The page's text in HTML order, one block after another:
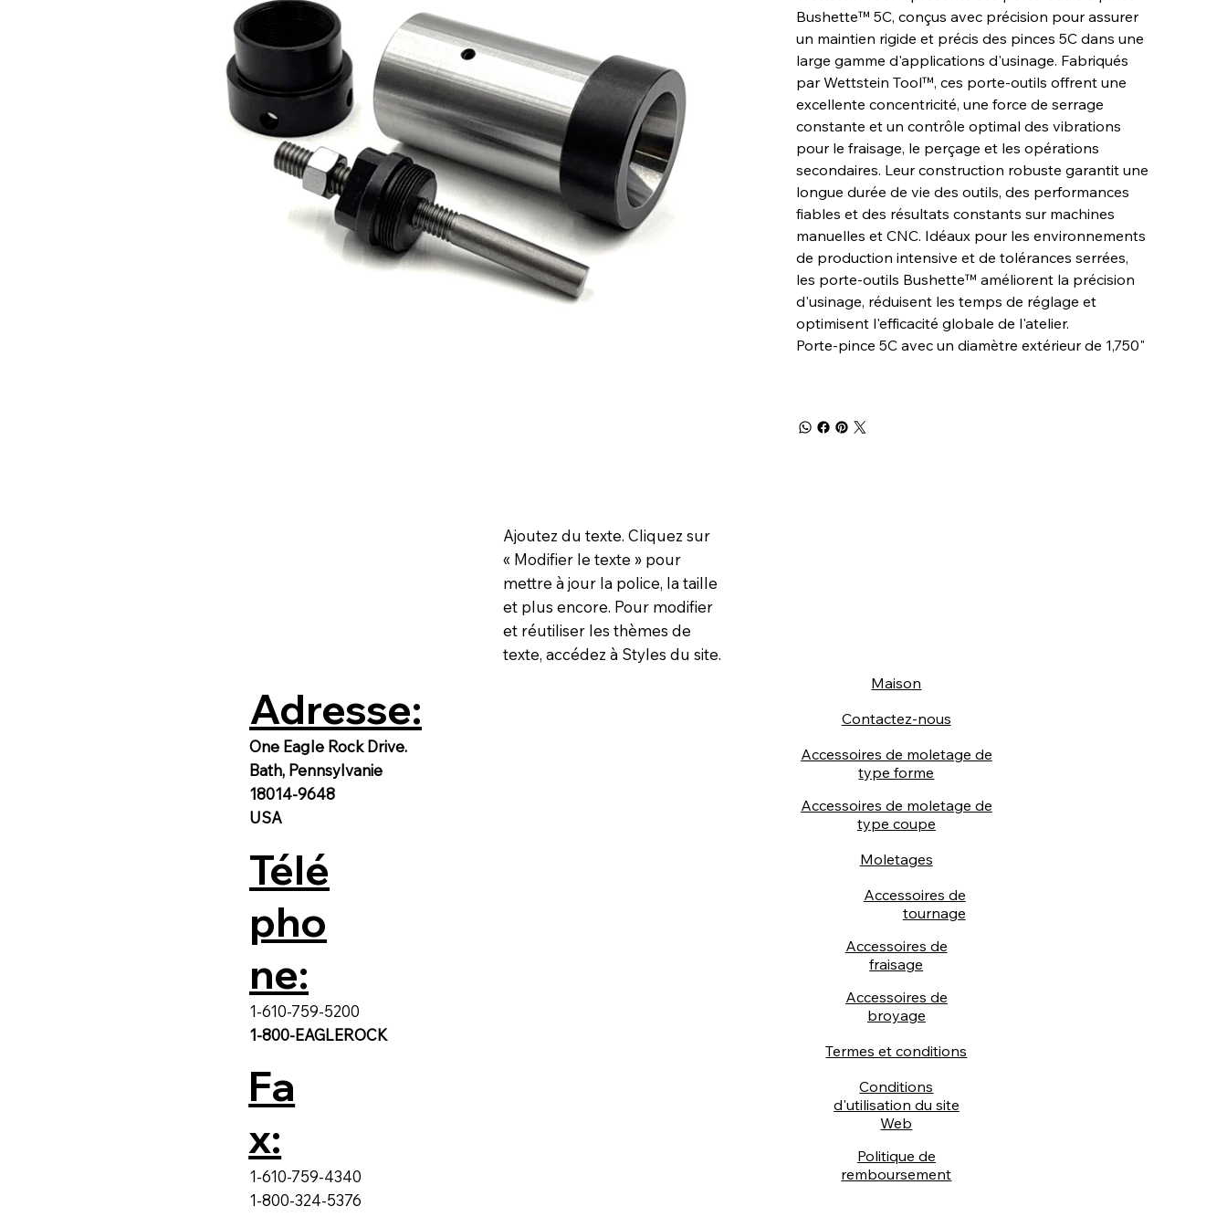
Bushette™ 5C, conçus avec précision pour assurer
un maintien rigide et précis des pinces 5C dans une
large gamme d'applications d'usinage. Fabriqués
par Wettstein Tool™, ces porte-outils offrent une
excellente concentricité, une force de serrage
constante et un contrôle optimal des vibrations
pour le fraisage, le perçage et les opérations
secondaires. Leur construction robuste garantit une
longue durée de vie des outils, des performances
fiables et des résultats constants sur machines
manuelles et CNC. Idéaux pour les environnements
de production intensive et de tolérances serrées,
les porte-outils Bushette™ améliorent la précision
d'usinage, réduisent les temps de réglage et
optimisent l'efficacité globale de l'atelier.
Porte-pince 5C avec un diamètre extérieur de 1,750"
Ajoutez du texte. Cliquez sur
« Modifier le texte » pour
mettre à jour la police, la taille
et plus encore. Pour modifier
et réutiliser les thèmes de
texte, accédez à Styles du site.
Adresse:
One Eagle Rock Drive.
Bath, Pennsylvanie
18014-9648
USA
Télé
pho
ne:
1-610-759-5200
1-800-EAGLEROCK
Fa
x:
1-610-759-4340
1-800-324-5376
Maison
Contactez-nous
Accessoires de moletage de
type forme
Accessoires de moletage de
type coupe
Moletages
Accessoires de
tournage
Accessoires de
fraisage
Accessoires de
broyage
Termes et conditions
Conditions
d'utilisation du site
Web
Politique de
remboursement